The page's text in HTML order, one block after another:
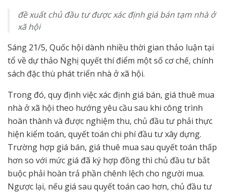
đề xuất chủ đầu tư được xác định giá bán tạm nhà ở
xã hội
Sáng 21/5, Quốc hội dành nhiều thời gian thảo luận tại
tổ về dự thảo Nghị quyết thí điểm một số cơ chế, chính
sách đặc thù phát triển nhà ở xã hội.
Trong đó, quy định việc xác định giá bán, giá thuê mua
nhà ở xã hội theo hướng yêu cầu sau khi công trình
hoàn thành và được nghiệm thu, chủ đầu tư phải thực
hiện kiểm toán, quyết toán chi phí đầu tư xây dựng.
Trường hợp giá bán, giá thuê mua sau quyết toán thấp
hơn so với mức giá đã ký hợp đồng thì chủ đầu tư bắt
buộc phải hoàn trả phần chênh lệch cho người mua.
Ngược lại, nếu giá sau quyết toán cao hơn, chủ đầu tư